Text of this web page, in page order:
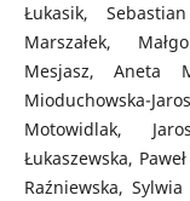
Łukasik,
Marszałek,
Mesjasz, Aneta
Mioduchowska-
Motowidlak,
Łukaszewska,
Raźniewska,